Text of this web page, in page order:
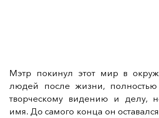
Мэтр покинул этот мир в
людей после жизни, полностью
творческому видению и делу,
имя. До самого конца он